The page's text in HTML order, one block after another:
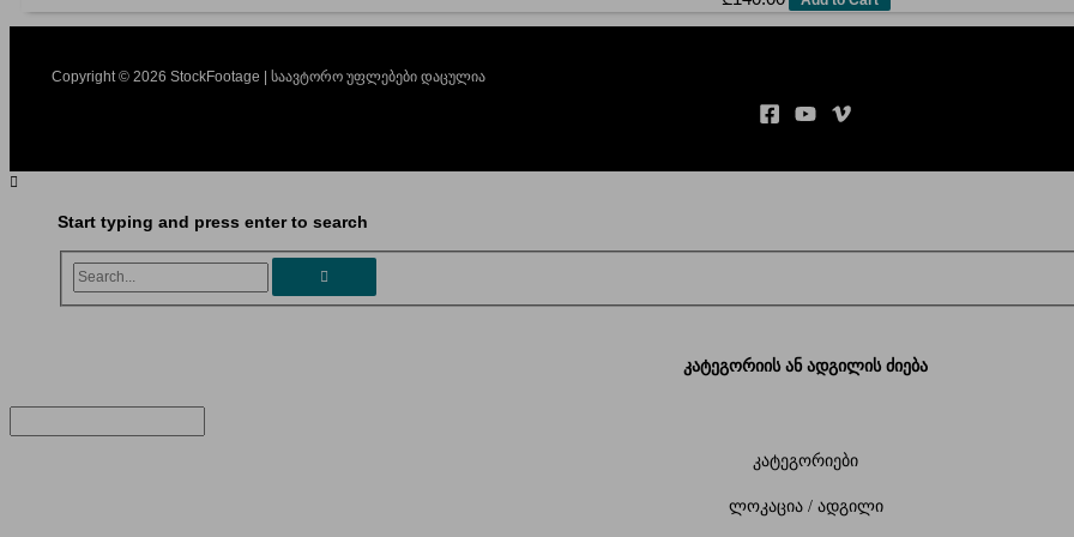
Copyright © 2026 StockFootage | საავტორო უფლებები დაცულია
Start typing and press enter to search
Search...
კატეგორიის ან ადგილის ძიება
კატეგორიები
ლოკაცია / ადგილი